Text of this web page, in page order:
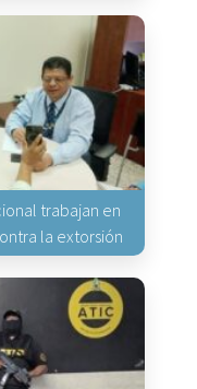
trabajan en
la extorsión